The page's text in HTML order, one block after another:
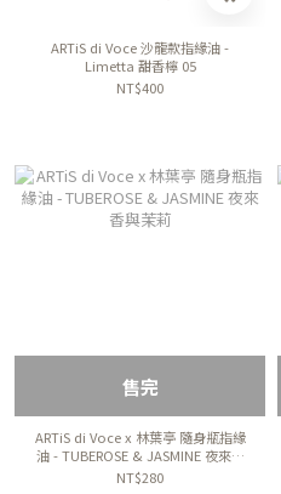
ARTiS di Voce 沙龍款指緣油 -
Limetta 甜香檸 05
NT$400
售完
ARTiS di Voce x 林葉亭 隨身瓶指緣
油 - TUBEROSE & JASMINE 夜來香
與茉莉
NT$280